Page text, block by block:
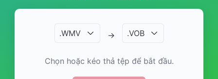
.WMV → .VOB
Chọn hoặc kéo thả tệp để bắt đầu.